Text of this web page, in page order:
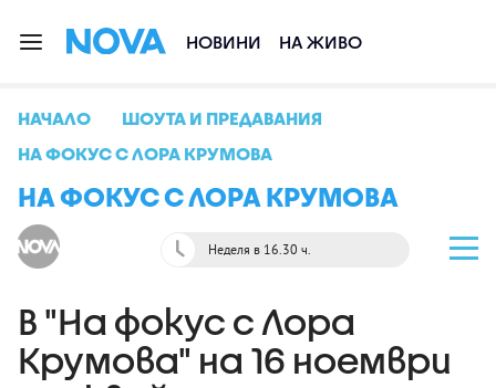
НОВИНИ НА ЖИВО
НАЧАЛО
ШОУТА И ПРЕДАВАНИЯ
НА ФОКУС С ЛОРА КРУМОВА
НА ФОКУС С ЛОРА КРУМОВА
Неделя в 16.30 ч.
В "На фокус с Лора
Крумова" на 16 ноември